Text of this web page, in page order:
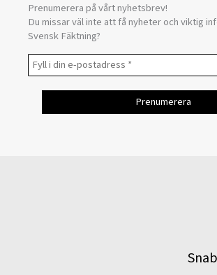
Prenumerera på vårt nyhetsbrev!
Du missar väl inte att få nyheter och viktig
Svensk Fäktning?